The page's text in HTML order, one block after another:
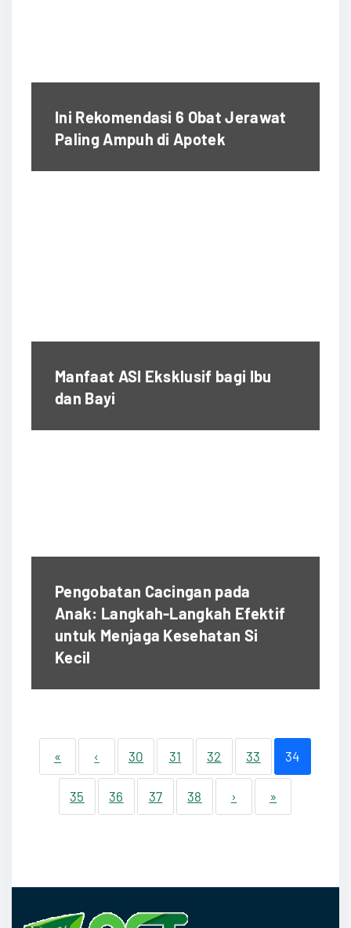
Ini Rekomendasi 6 Obat Jerawat
Paling Ampuh di Apotek
Manfaat ASI Eksklusif bagi Ibu
dan Bayi
Pengobatan Cacingan pada
Anak: Langkah-Langkah Efektif
untuk Menjaga Kesehatan Si
Kecil
« ‹ 30 31 32 33 34
35 36 37 38 › »